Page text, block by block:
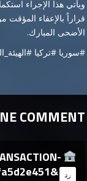
قراراً بالإعفاء المؤقت
الأضحى المبارك.
#سوريا #تركيا
COMMENT
says:
رد